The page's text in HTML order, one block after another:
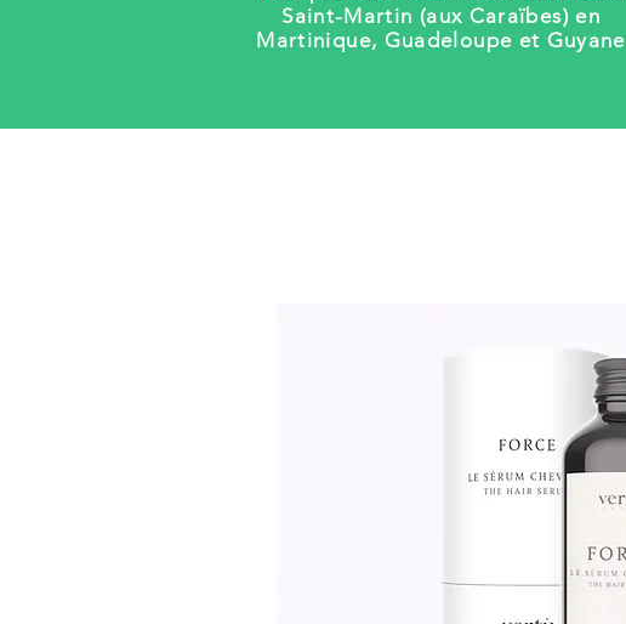
Saint-Martin (aux Caraïbes) en
Martinique, Guadeloupe et Guyane